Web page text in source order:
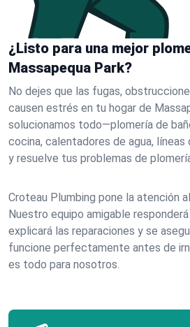
¿Listo para una mejor
Massapequa Park?
No dejes que las fugas,
causen estrés en tu hogar de
solucionamos todo—plomería de
cocina, calentadores de agua, líneas
y resuelve tus problemas de
Croteau Plumbing pone la atención
Nuestro equipo amigable
explicará las reparaciones y se
funcione perfectamente antes de
es todo para nosotros.